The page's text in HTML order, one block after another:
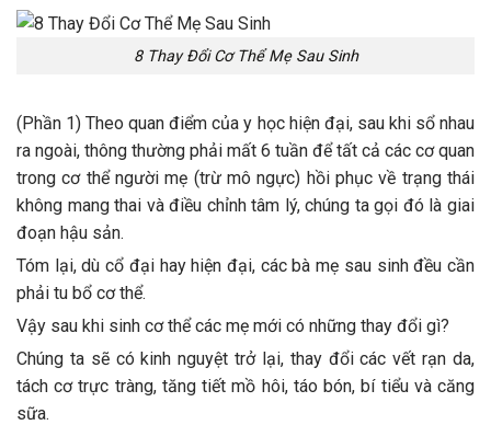
8 Thay Đổi Cơ Thể Mẹ Sau Sinh
(Phần 1) Theo quan điểm của y học hiện đại, sau khi sổ nhau
ra ngoài, thông thường phải mất 6 tuần để tất cả các cơ quan
trong cơ thể người mẹ (trừ mô ngực) hồi phục về trạng thái
không mang thai và điều chỉnh tâm lý, chúng ta gọi đó là giai
đoạn hậu sản.
Tóm lại, dù cổ đại hay hiện đại, các bà mẹ sau sinh đều cần
phải tu bổ cơ thể.
Vậy sau khi sinh cơ thể các mẹ mới có những thay đổi gì?
Chúng ta sẽ có kinh nguyệt trở lại, thay đổi các vết rạn da,
tách cơ trực tràng, tăng tiết mồ hôi, táo bón, bí tiểu và căng
sữa.